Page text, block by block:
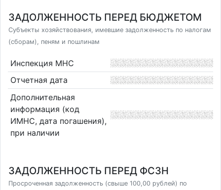
ЗАДОЛЖЕННОСТЬ ПЕРЕД БЮДЖЕТОМ
Субъекты хозяйствования, имевшие задолженность по налогам
(сборам), пеням и пошлинам
Инспекция МНС
Отчетная дата
Дополнительная
информация (код
ИМНС, дата погашения),
при наличии
ЗАДОЛЖЕННОСТЬ ПЕРЕД ФСЗН
Просроченная задолженность (свыше 100,00 рублей) по